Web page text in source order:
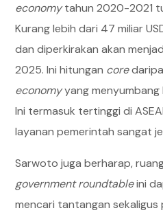
economytahun 2020-2021
Kurang lebih dari 47 miliar
dan diperkirakan akan
2025. Ini hitungan core
economyyang menyumbang
Ini termasuk tertinggi di
layanan pemerintah sangat
Sarwoto juga berharap,
government roundtableini
mencari tantangan sekaligus